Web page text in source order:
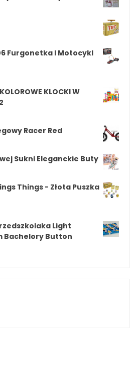
Furgonetka I Motocykl
KLOCKI W
Racer Red
Sukni Eleganckie Buty
Things - Złota Puszka
Light
Bachelory Button